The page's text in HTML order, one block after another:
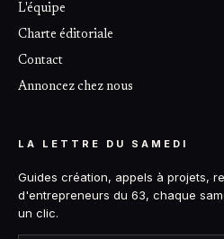
L'équipe
Charte éditoriale
Contact
Annoncez chez nous
LA LETTRE DU SAMEDI
Guides création, appels à projets,
d'entrepreneurs du 63, chaque
un clic.